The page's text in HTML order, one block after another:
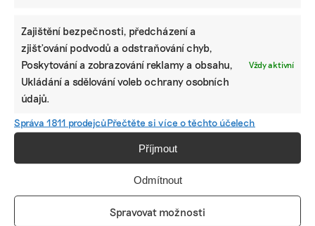
Zajištění bezpečnosti, předcházení a
zjišťování podvodů a odstraňování chyb,
Poskytování a zobrazování reklamy a obsahu,
Ukládání a sdělování voleb ochrany osobních
údajů.
Vždy aktivní
Správa 1811 prodejcůPřečtěte si více o těchto účelech
Příjmout
Odmítnout
Spravovat možnosti
Festival Týká se to také tebe v Uherském
Hradišti startuje tento týden